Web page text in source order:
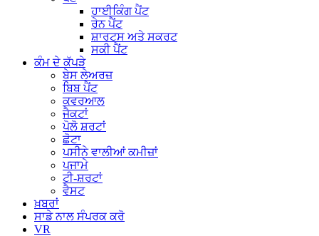
ਹਾਈਕਿੰਗ ਪੈਂਟ
ਰੇਨ ਪੈਂਟ
ਸ਼ਾਰਟਸ ਅਤੇ ਸਕਰਟ
ਸਕੀ ਪੈਂਟ
ਕੰਮ ਦੇ ਕੱਪੜੇ
ਬੇਸ ਲੇਅਰਜ਼
ਬਿਬ ਪੈਂਟ
ਕਵਰਆਲ
ਜੈਕਟਾਂ
ਪੋਲੋ ਸ਼ਰਟਾਂ
ਛੋਟਾ
ਪਸੀਨੇ ਵਾਲੀਆਂ ਕਮੀਜ਼ਾਂ
ਪਜਾਮੇ
ਟੀ-ਸ਼ਰਟਾਂ
ਵੈਸਟ
ਖ਼ਬਰਾਂ
ਸਾਡੇ ਨਾਲ ਸੰਪਰਕ ਕਰੋ
VR